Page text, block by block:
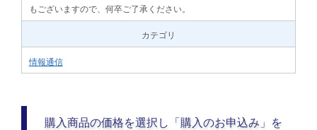
もございますので、何卒ご了承ください。
カテゴリ
情報通信
購入商品の価格を選択し「購入のお申込み」を